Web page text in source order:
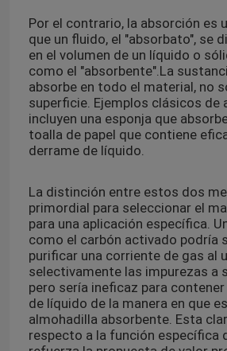
En casa
Productos
Los vídeos
Recorrido por la fábrica
Control de calidad
Noticias
Por el contrario, la absorción es
que un fluido, el "absorbato", se
en el volumen de un líquido o
como el "absorbente". La
absorbe en todo el material, no
superficie. Ejemplos clásicos de
incluyen una esponja que
toalla de papel que contiene
derrame de líquido.
La distinción entre estos dos
primordial para seleccionar el
para una aplicación específica.
como el carbón activado podría
purificar una corriente de gas al
selectivamente las impurezas a
pero sería ineficaz para
de líquido de la manera en que
almohadilla absorbente. Esta
respecto a la función específica